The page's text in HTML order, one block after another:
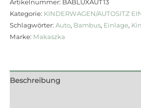
Artikelnummer: BABLUXAUT13
Kategorie: KINDERWAGEN/AUTOSITZ
Schlagwörter: Auto, Bambus, Einlage,
Marke: Makaszka
Beschreibung